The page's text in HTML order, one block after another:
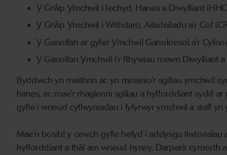
Y Grŵp Ymchwil i Iechyd, Hanes a Diwylliant
Y Grŵp Ymchwil i Wrthdaro, Ailadeiladu a'r Cof
Y Ganolfan ar gyfer Ymchwil Ganoloesol a'r
Y Ganolfan Ymchwil i'r Rhywiau mewn Diwylliant
Byddwch yn meithrin ac yn mireinio'r sgiliau ymchwil
hanes, ac mae'r rhaglenni sgiliau a hyfforddiant sydd
gyfle i wneud cyflwyniadau i fyfyrwyr ymchwil a staff
Mae'n bosibl y cewch gyfle hefyd i addysgu
hyfforddiant a thâl am wneud hynny. Darperir cymorth